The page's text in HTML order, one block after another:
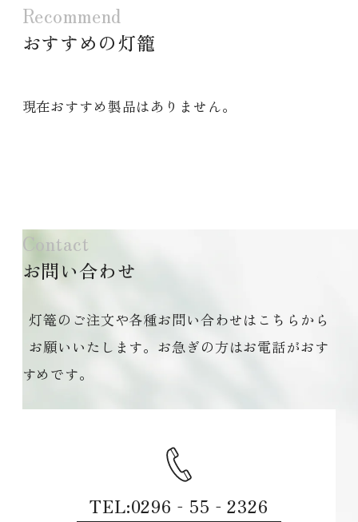
Recommend
おすすめの灯籠
現在おすすめ製品はありません。
Contact
お問い合わせ
灯篭のご注文や各種お問い合わせはこちらから
お願いいたします。お急ぎの方はお電話がおす
すめです。
TEL:0296‐55‐2326